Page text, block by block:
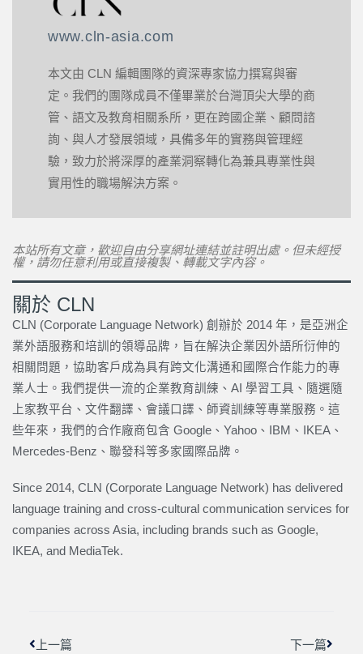
www.cln-asia.com
本文由 CLN 編輯團隊的資深專家協力撰寫與審
定。我們的團隊成員不僅畢業於台灣頂尖大學的商
管、語文及教育相關系所，更在跨國企業、顧問諮
詢、與人才發展領域，具備多年的實務與管理經
驗，致力於將深厚的產業洞察轉化為兼具專業性與
實用性的職場解決方案。
本站所有文章，歡迎自由分享網址連結並註明出處。但未經授
權，請勿任意利用或直接複製、轉載文字內容。
關於 CLN
CLN (Corporate Language Network) 創辦於 2014 年，是亞洲企
業外語服務和培訓的領導品牌，旨在解決企業因外語所衍伸的
相關問題，協助客戶成為具有跨文化溝通和國際合作能力的專
業人士。我們提供一流的企業教育訓練、AI 學習工具、隨選隨
上家教平台、文件翻譯、會議口譯、師資訓練等專業服務。這
些年來，我們的合作廠商包含 Google、Yahoo、IBM、IKEA、
Mercedes-Benz、聯發科等多家國際品牌。
Since 2014, CLN (Corporate Language Network) has delivered
language training and cross-cultural communication services for
companies across Asia, including brands such as Google,
IKEA, and MediaTek.
上一篇 下一篇